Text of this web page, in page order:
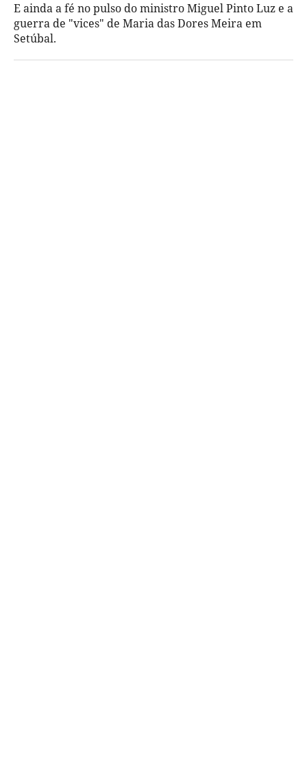
E ainda a fé no pulso do ministro Miguel Pinto Luz e a
guerra de "vices" de Maria das Dores Meira em
Setúbal.